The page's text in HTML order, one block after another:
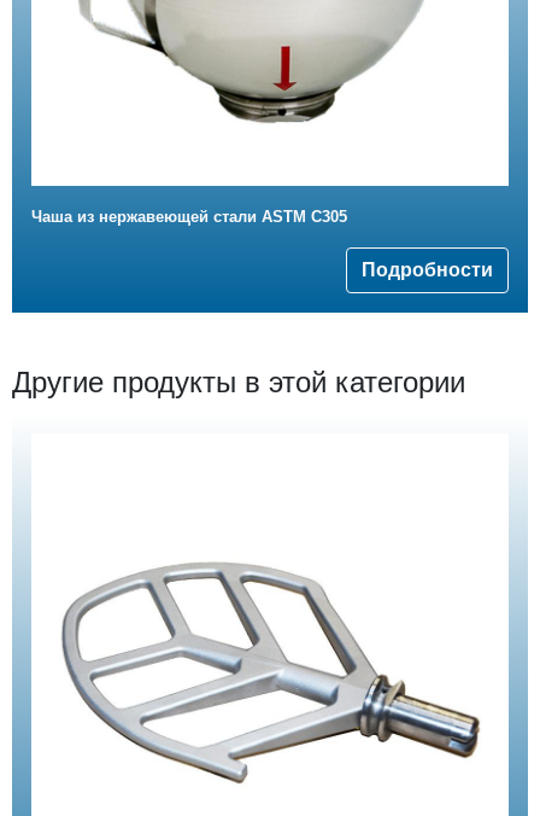
Чаша из нержавеющей стали ASTM C305
Подробности
Другие продукты в этой категории